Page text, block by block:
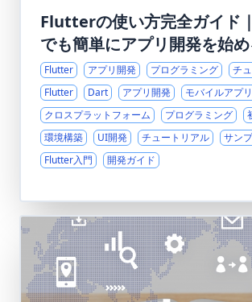
Flutterの使い方完全ガイド
でも簡単にアプリ開発を始
Flutter アプリ開発 プログラミング
チ
Flutter
Dart アプリ開発
モバイルアプリ
クロスプラットフォーム
プログラミング
環境構築
UI開発 チュートリアル
サン
Flutter入門
開発ガイド